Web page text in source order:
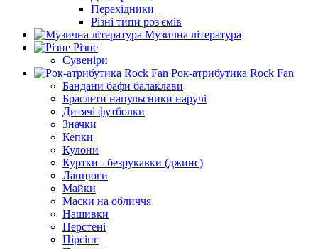
Перехідники
Різні типи роз'ємів
Музична література
Різне
Сувеніри
Рок-атрибутика Rock Fan
Бандани бафи балаклави
Браслети напульсники наручі
Дитячі футболки
Значки
Кепки
Кулони
Куртки - безрукавки (джинс)
Ланцюги
Майки
Маски на обличчя
Нашивки
Перстені
Пірсінг